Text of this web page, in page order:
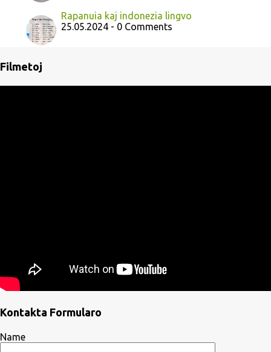
Rapanuia kaj indonezia lingvo
25.05.2024 - 0 Comments
Filmetoj
Kontakta Formularo
Name